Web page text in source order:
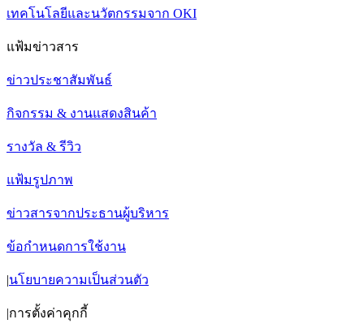
เทคโนโลยีและนวัตกรรมจาก OKI
แฟ้มข่าวสาร
ข่าวประชาสัมพันธ์
กิจกรรม & งานแสดงสินค้า
รางวัล & รีวิว
แฟ้มรูปภาพ
ข่าวสารจากประธานผู้บริหาร
ข้อกำหนดการใช้งาน
|นโยบายความเป็นส่วนตัว
|การตั้งค่าคุกกี้